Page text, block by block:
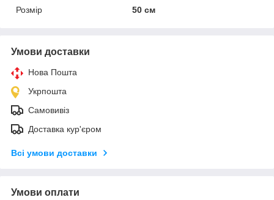
Розмір
50 см
Умови доставки
Нова Пошта
Укрпошта
Самовивіз
Доставка кур'єром
Всі умови доставки
Умови оплати